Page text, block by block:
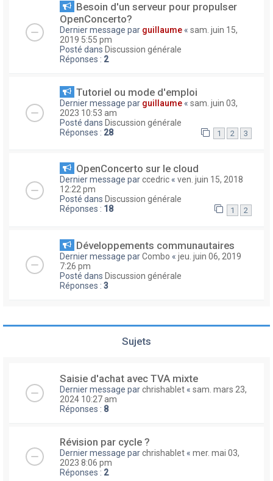
Besoin d'un serveur pour propulser
OpenConcerto?
Dernier message par guillaume « sam. juin 15,
2019 5:55 pm
Posté dans Discussion générale
Réponses : 2
Tutoriel ou mode d'emploi
Dernier message par guillaume « sam. juin 03,
2023 10:53 am
Posté dans Discussion générale
Réponses : 28 1 2 3
OpenConcerto sur le cloud
Dernier message parccedric « ven. juin 15, 2018
12:22 pm
Posté dans Discussion générale
Réponses : 18 1 2
Développements communautaires
Dernier message parCombo « jeu. juin 06, 2019
7:26 pm
Posté dans Discussion générale
Réponses : 3
Sujets
Saisie d'achat avec TVA mixte
Dernier message parchrishablet « sam. mars 23,
2024 10:27 am
Réponses : 8
Révision par cycle ?
Dernier message parchrishablet « mer. mai 03,
2023 8:06 pm
Réponses : 2